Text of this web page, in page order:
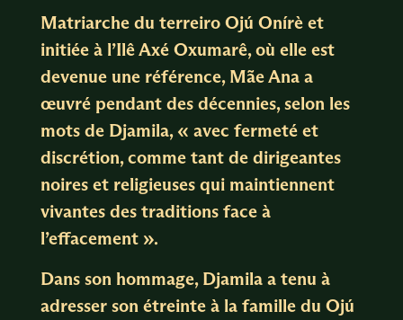
Matriarche du terreiro Ojú Onírè et
initiée à l’Ilê Axé Oxumarê, où elle est
devenue une référence, Mãe Ana a
œuvré pendant des décennies, selon les
mots de Djamila, « avec fermeté et
discrétion, comme tant de dirigeantes
noires et religieuses qui maintiennent
vivantes des traditions face à
l’effacement ».
Dans son hommage, Djamila a tenu à
adresser son étreinte à la famille du Ojú